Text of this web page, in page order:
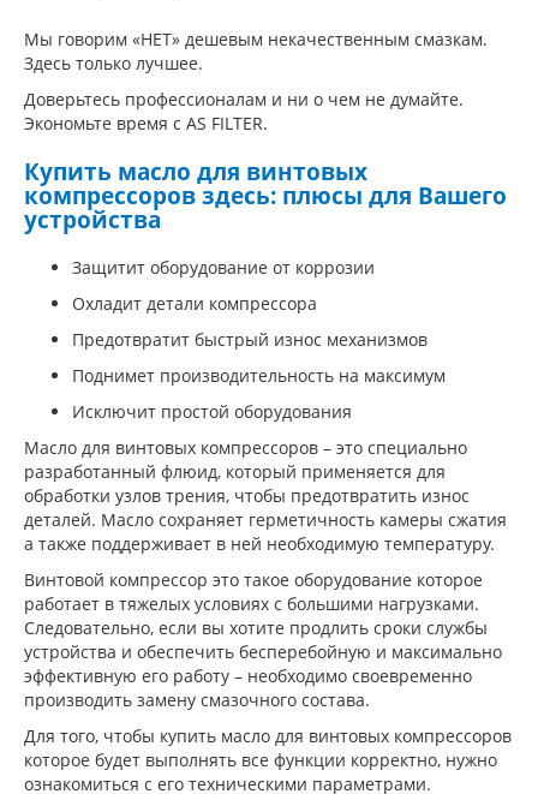
Мы говорим «НЕТ» дешевым некачественным смазкам.
Здесь только лучшее.
Доверьтесь профессионалам и ни о чем не думайте.
Экономьте время с AS FILTER.
Купить масло для винтовых
компрессоров здесь: плюсы для Вашего
устройства
Защитит оборудование от коррозии
Охладит детали компрессора
Предотвратит быстрый износ механизмов
Поднимет производительность на максимум
Исключит простой оборудования
Масло для винтовых компрессоров – это специально
разработанный флюид, который применяется для
обработки узлов трения, чтобы предотвратить износ
деталей. Масло сохраняет герметичность камеры сжатия
а также поддерживает в ней необходимую температуру.
Винтовой компрессор это такое оборудование которое
работает в тяжелых условиях с большими нагрузками.
Следовательно, если вы хотите продлить сроки службы
устройства и обеспечить бесперебойную и максимально
эффективную его работу – необходимо своевременно
производить замену смазочного состава.
Для того, чтобы купить масло для винтовых компрессоров
которое будет выполнять все функции корректно, нужно
ознакомиться с его техническими параметрами.